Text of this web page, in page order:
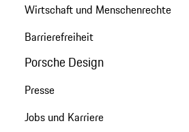
Wirtschaft und Menschenrechte
Barrierefreiheit
Porsche Design
Presse
Jobs und Karriere